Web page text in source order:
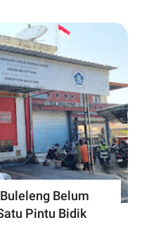
Belum
Pintu Bidik